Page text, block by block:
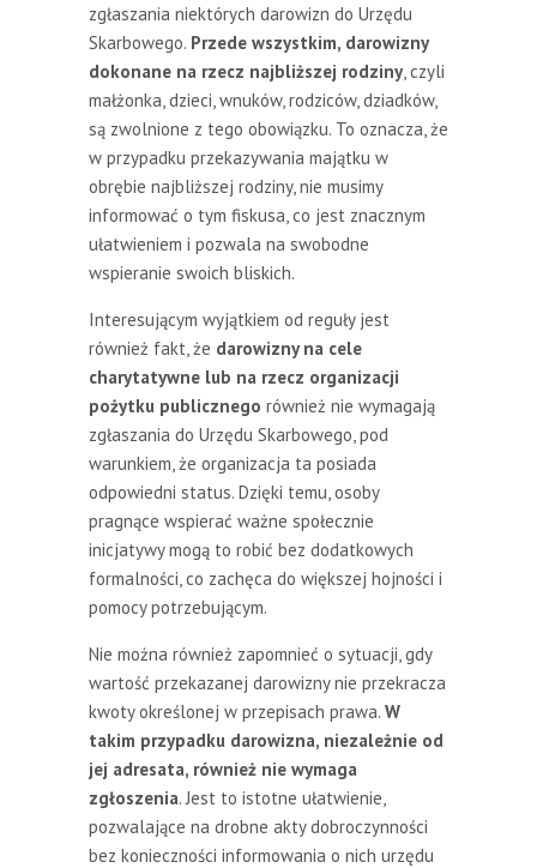
zgłaszania niektórych darowizn do Urzędu
Skarbowego. Przede wszystkim, darowizny
dokonane na rzecz najbliższej rodziny, czyli
małżonka, dzieci, wnuków, rodziców, dziadków,
są zwolnione z tego obowiązku. To oznacza, że
w przypadku przekazywania majątku w
obrębie najbliższej rodziny, nie musimy
informować o tym fiskusa, co jest znacznym
ułatwieniem i pozwala na swobodne
wspieranie swoich bliskich.
Interesującym wyjątkiem od reguły jest
również fakt, że darowizny na cele
charytatywne lub na rzecz organizacji
pożytku publicznego również nie wymagają
zgłaszania do Urzędu Skarbowego, pod
warunkiem, że organizacja ta posiada
odpowiedni status. Dzięki temu, osoby
pragnące wspierać ważne społecznie
inicjatywy mogą to robić bez dodatkowych
formalności, co zachęca do większej hojności i
pomocy potrzebującym.
Nie można również zapomnieć o sytuacji, gdy
wartość przekazanej darowizny nie przekracza
kwoty określonej w przepisach prawa. W
takim przypadku darowizna, niezależnie od
jej adresata, również nie wymaga
zgłoszenia. Jest to istotne ułatwienie,
pozwalające na drobne akty dobroczynności
bez konieczności informowania o nich urzędu